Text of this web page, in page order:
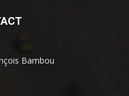
Bambou